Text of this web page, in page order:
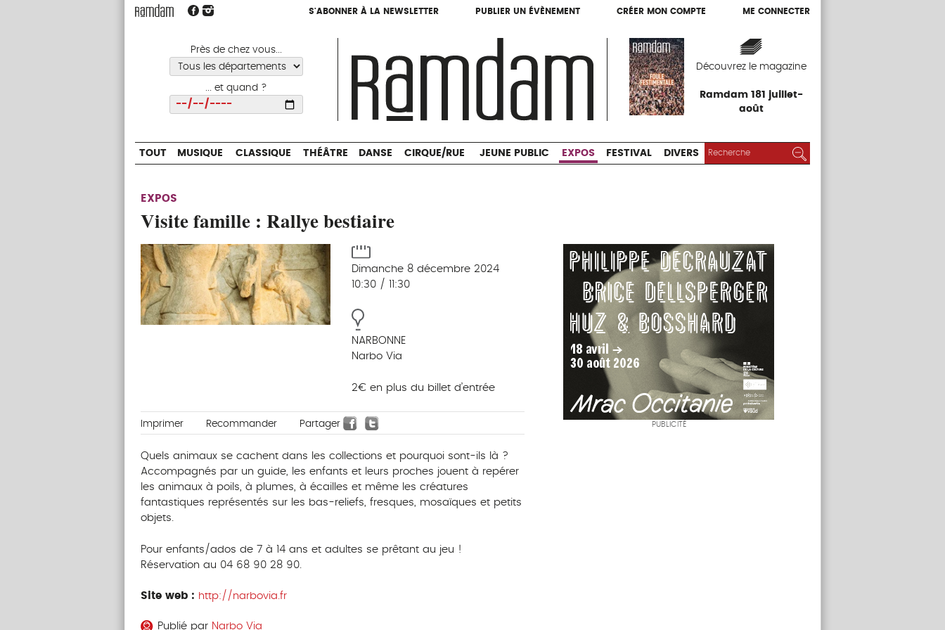
S'ABONNER À LA NEWSLETTER PUBLIER UN ÉVÈNEMENT CRÉER MON COMPTE ME CONNECTER
Près de chez vous...
... et quand ?
Découvrez le magazine
Ramdam 181 juillet-
août
S'ABONNER À LA NEWSLETTER PUBLIER UN ÉVÈNEMENT CRÉER MON COMPTE ME CONNECTER
CIRQUE/RUE JEUNE PUBLIC EXPOS
TOUT MUSIQUE CLASSIQUE THÉÂTRE DANSE CIRQUE/RUE JEUNE PUBLIC EXPOS FESTIVAL DIVERS RECHERCHER :
EXPOS
Visite famille : Rallye bestiaire
Dimanche 8 décembre 2024
10:30 / 11:30
NARBONNE
Narbo Via
2€ en plus du billet d’entrée
Imprimer Recommander Partager
Quels animaux se cachent dans les collections et pourquoi sont-ils là ?
Accompagnés par un guide, les enfants et leurs proches jouent à repérer
les animaux à poils, à plumes, à écailles et même les créatures
fantastiques représentés sur les bas-reliefs, fresques, mosaïques et petits
objets.
Pour enfants/ados de 7 à 14 ans et adultes se prêtant au jeu !
Réservation au 04 68 90 28 90.
Site web : http://narbovia.fr
Publié par Narbo Via
PUBLICITÉ